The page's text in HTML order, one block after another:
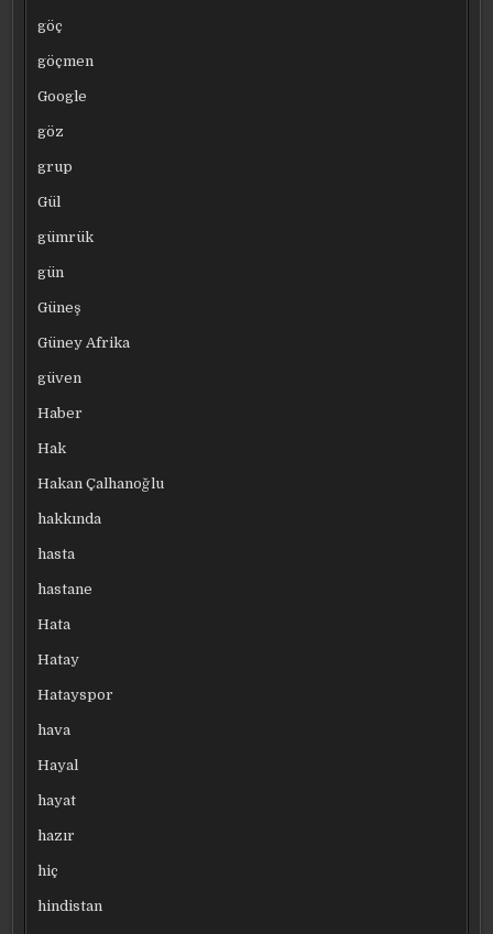
göç
göçmen
Google
göz
grup
Gül
gümrük
gün
Güneş
Güney Afrika
güven
Haber
Hak
Hakan Çalhanoğlu
hakkında
hasta
hastane
Hata
Hatay
Hatayspor
hava
Hayal
hayat
hazır
hiç
hindistan